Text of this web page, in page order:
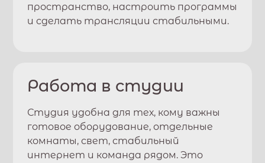
пространство, настроить программы
и сделать трансляции стабильными.
Работа в студии
Студия удобна для тех, кому важны
готовое оборудование, отдельные
комнаты, свет, стабильный
интернет и команда рядом. Это